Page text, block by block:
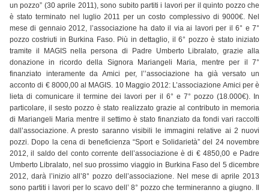
un pozzo” (30 aprile 2011), sono subito partiti i lavori per il quinto pozzo che
è stato terminato nel luglio 2011 per un costo complessivo di 9000€. Nel
mese di gennaio 2012, l’associazione ha dato il via ai lavori per il 6° e 7°
pozzo costriuti in Burkina Faso. Più in dettaglio, il 6° pozzo è stato iniziato
tramite il MAGIS nella persona di Padre Umberto Libralato, grazie alla
donazione in ricordo della Signora Mariangeli Maria, mentre per il 7°
finanziato interamente da Amici per, l’’associazione ha già versato un
acconto di € 8000,00 al MAGIS. 10 Maggio 2012: L’associazione Amici per è
lieta di comunicare il termine dei lavori per il 6° e 7° pozzo (18.000€). In
particolare, il sesto pozzo è stato realizzato grazie al contributo in memoria
di Mariangeli Maria mentre il settimo è stato finanziato da fondi vari raccolti
dall’associazione. A presto saranno visibili le immagini relative ai 2 nuovi
pozzi. Dopo la cena di beneficienza “Sport e Solidarietà” del 24 novembre
2012, il saldo del conto corrente dell’associazione è di € 4850,00 e Padre
Umberto Libralato, nel suo prossimo viaggio in Burkina Faso del 5 dicembre
2012, darà l’inizio all’8° pozzo dell’associazione. Nel mese di aprile 2013
sono partiti i lavori per lo scavo dell’ 8° pozzo che termineranno a giugno. Il